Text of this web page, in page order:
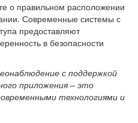
о правильном расположении
Современные системы с
предоставляют
в безопасности
с поддержкой
приложения – это
технологиями и